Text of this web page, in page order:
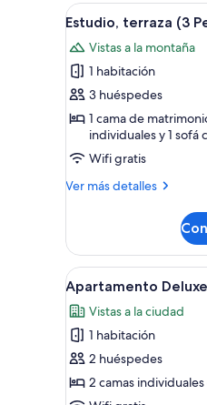
habitación
People)
Abrir
todas
las
fotos
de
Estudio,
terraza
(3
People)
9
Estudio, terraza (3
Vistas a la montaña
1 habitación
3 huéspedes
1 cama de
individuales y 1 sofá
Wifi gratis
Ver más detalles
Más
terraza
(3
People)
Abrir
todas
las
fotos
de
Apartamento
8
Apartamento
Vistas a la ciudad
1 habitación
2 huéspedes
2 camas